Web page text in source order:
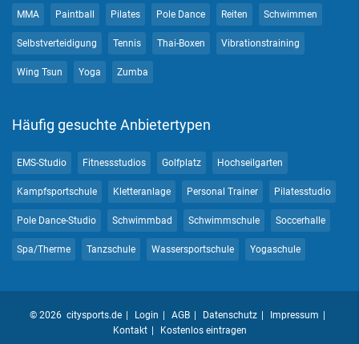
MMA Paintball Pilates Pole Dance Reiten Schwimmen
Selbstverteidigung Tennis Thai-Boxen Vibrationstraining
Wing Tsun Yoga Zumba
Häufig gesuchte Anbietertypen
EMS-Studio Fitnessstudios Golfplatz Hochseilgarten
Kampfsportschule Kletteranlage Personal Trainer Pilatesstudio
Pole Dance-Studio Schwimmbad Schwimmschule Soccerhalle
Spa/Therme Tanzschule Wassersportschule Yogaschule
© 2026 citysports.de Login AGB Datenschutz
Impressum
Kontakt
Kostenlos eintragen